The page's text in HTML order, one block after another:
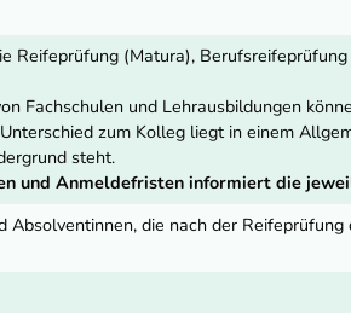
Reifeprüfung (Matura),
Fachschulen und Lehrausbildungen
zum Kolleg liegt in einem
steht.
und Anmeldefristen informiert die
Absolventinnen, die nach der